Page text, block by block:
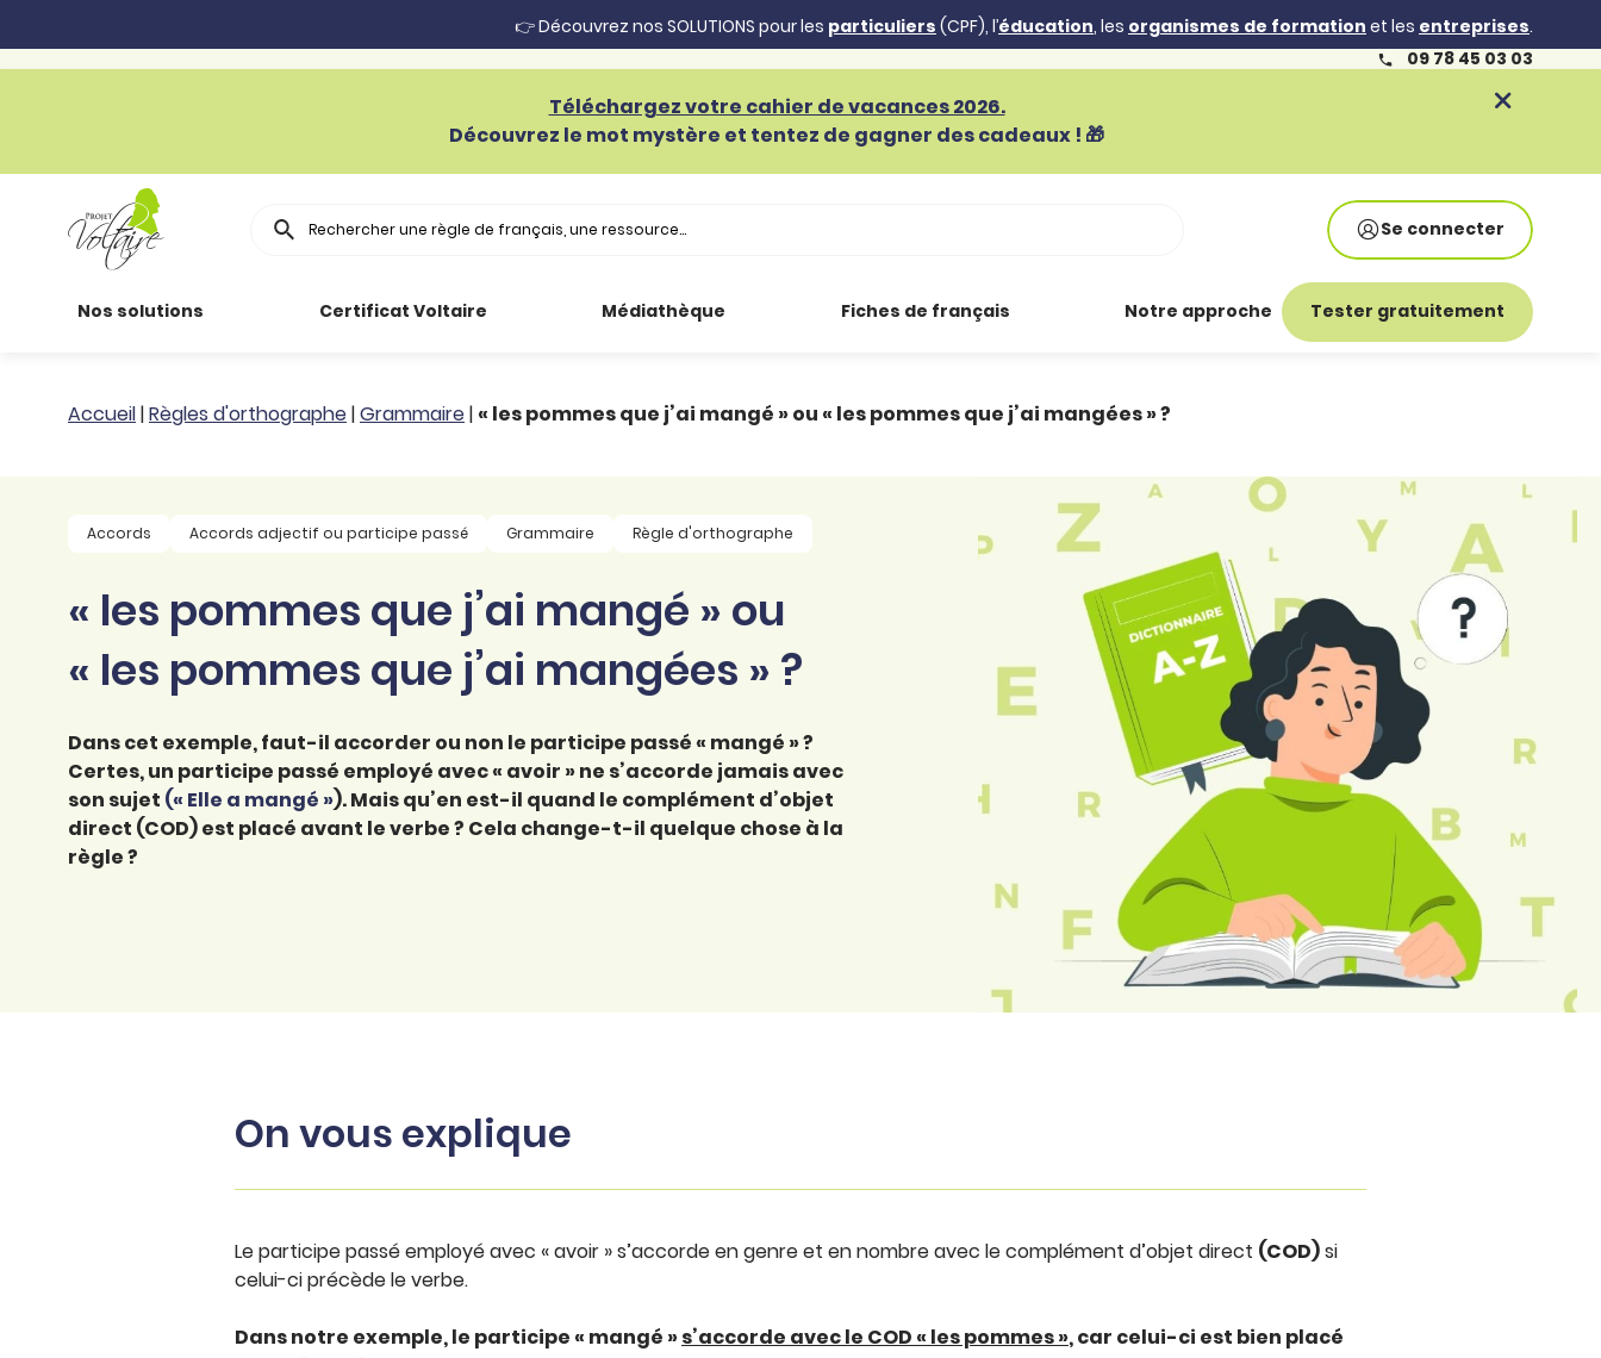
👉 Découvrez nos SOLUTIONS pour les particuliers (CPF), l’éducation, les organismes de formation et les entreprises.
09 78 45 03 03
Téléchargez votre cahier de vacances 2026.
Découvrez le mot mystère et tentez de gagner des cadeaux ! 🎁
Rechercher Se connecter
Nos solutions
Particuliers
Organismes de
formation
Certifier ses compétences
Évaluer le niveau de ses
salariés
Certificat Voltaire Médiathèque
Toutes nos
ressources
professionnel
Animer une classe
Aider ses enfants
Accompagner ses
Explorer la langue
française
Découvrir nos
Fiches de français
Conjugaison
d’orthographe
Syntaxe
Toutes nos fiches
Notre approche Tester gratuitement
Accueil|Règles d'orthographe|Grammaire| « les pommes que j’ai mangé » ou « les pommes que j’ai mangées » ?
Accords Accords adjectif ou participe passé Grammaire Règle d'orthographe
« les pommes que j’ai mangé » ou
« les pommes que j’ai mangées » ?
Dans cet exemple, faut-il accorder ou non le participe passé « mangé » ?
Certes, un participe passé employé avec « avoir » ne s’accorde jamais avec
son sujet (« Elle a mangé »). Mais qu’en est-il quand le complément d’objet
direct (COD) est placé avant le verbe ? Cela change-t-il quelque chose à la
règle ?
On vous explique
Le participe passé employé avec « avoir » s’accorde en genre et en nombre avec le complément d’objet direct (COD)si
celui-ci précède le verbe.
Dans notre exemple, le participe « mangé » s’accorde avec le COD « les pommes », car celui-ci est bien placé